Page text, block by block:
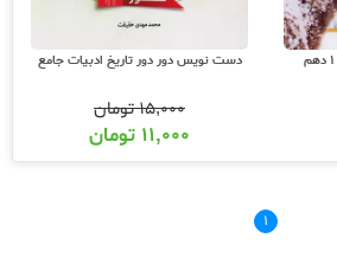
دست نویس دور دور تاریخ ادبیات جامع
۱۵,۰۰۰تومان
۱۱,۰۰۰ تومان
۱